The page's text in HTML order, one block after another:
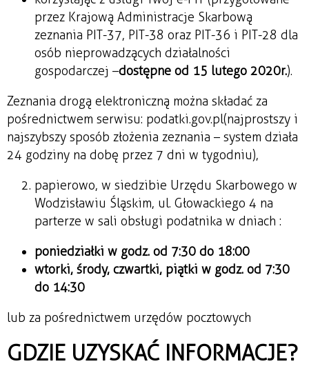
przez Krajową Administracje Skarbową
zeznania PIT-37, PIT-38 oraz PIT-36 i PIT-28 dla
osób nieprowadzących działalności
gospodarczej –dostępne od 15 lutego 2020r.).
Zeznania drogą elektroniczną można składać za
pośrednictwem serwisu: podatki.gov.pl (najprostszy i
najszybszy sposób złożenia zeznania – system działa
24 godziny na dobę przez 7 dni w tygodniu),
papierowo, w siedzibie Urzędu Skarbowego w
Wodzisławiu Śląskim, ul. Głowackiego 4 na
parterze w sali obsługi podatnika w dniach :
poniedziałki w godz. od 7:30 do 18:00
wtorki, środy, czwartki, piątki w godz. od 7:30
do 14:30
lub za pośrednictwem urzędów pocztowych
GDZIE UZYSKAĆ INFORMACJE?